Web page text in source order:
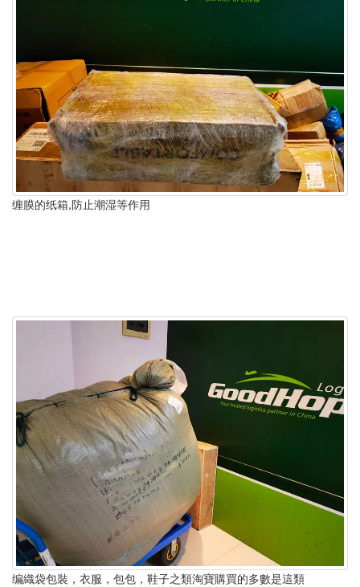
缠膜的纸箱,防止潮湿等作用
编織袋包裝，衣服，包包，鞋子之類淘寶購買的多數是這類